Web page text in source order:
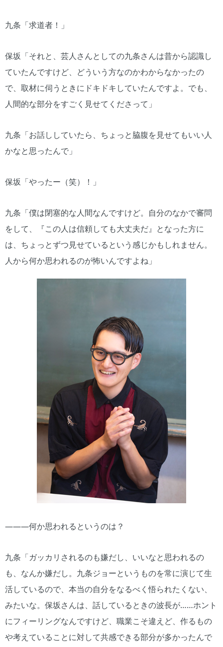
九条「求道者！」
保坂「それと、芸人さんとしての九条さんは昔から認識し
ていたんですけど、どういう方なのかわからなかったの
で、取材に伺うときにドキドキしていたんですよ。でも、
人間的な部分をすごく見せてくださって」
九条「お話ししていたら、ちょっと脇腹を見せてもいい人
かなと思ったんで」
保坂「やったー（笑）！」
九条「僕は閉塞的な人間なんですけど。自分のなかで審問
をして、『この人は信頼しても大丈夫だ』となった方に
は、ちょっとずつ見せているという感じかもしれません。
人から何か思われるのが怖いんですよね」
―――何か思われるというのは？
九条「ガッカリされるのも嫌だし、いいなと思われるの
も、なんか嫌だし。九条ジョーというものを常に演じて生
活しているので、本当の自分をなるべく悟られたくない、
みたいな。保坂さんは、話しているときの波長が……ホント
にフィーリングなんですけど、職業こそ違えど、作るもの
や考えていることに対して共感できる部分が多かったんで